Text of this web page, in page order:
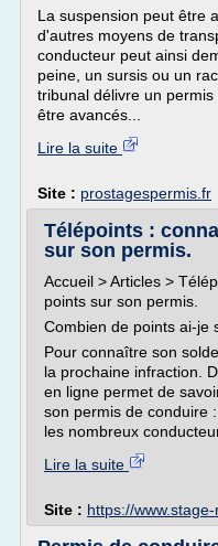
La suspension peut être
d'autres moyens de
conducteur peut ainsi
peine, un sursis ou un
tribunal délivre un
être avancés...
Lire la suite
Site : prostagespermis.fr
Télépoints :
sur son permis.
Accueil > Articles >
points sur son permis.
Combien de points ai-je
Pour connaître son
la prochaine infraction.
en ligne permet de
son permis de conduire
les nombreux
Lire la suite
Site : https://